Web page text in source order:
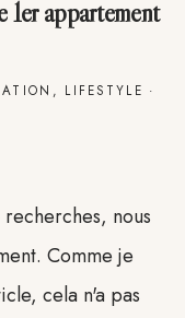
1er appartement
, LIFESTYLE ·
nous
Comme je
cela n'a pas